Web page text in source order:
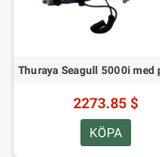
2273.85 $
KÖPA